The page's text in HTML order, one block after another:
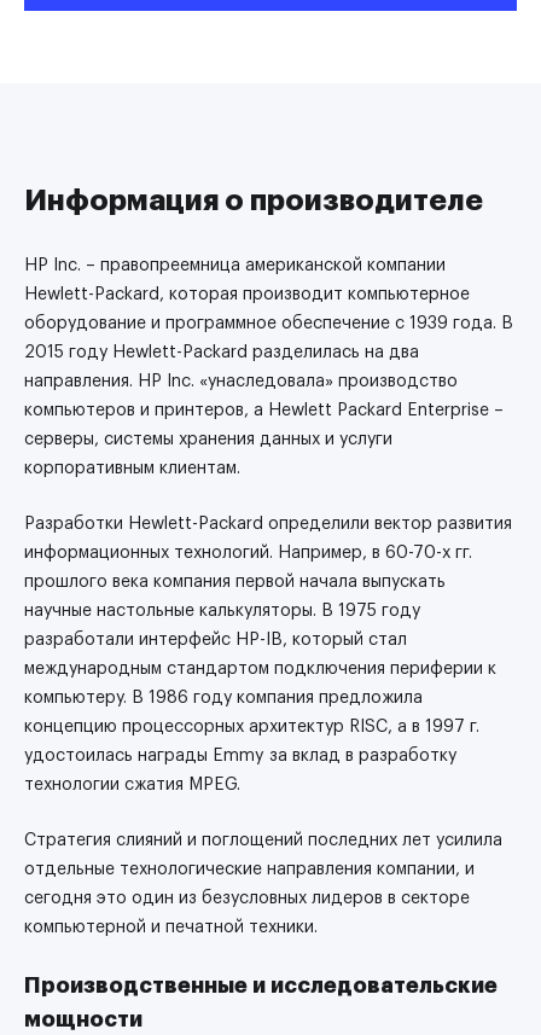
Информация о производителе
HP Inc. – правопреемница американской компании
Hewlett-Packard, которая производит компьютерное
оборудование и программное обеспечение с 1939 года. В
2015 году Hewlett-Packard разделилась на два
направления. HP Inc. «унаследовала» производство
компьютеров и принтеров, а Hewlett Packard Enterprise –
серверы, системы хранения данных и услуги
корпоративным клиентам.
Разработки Hewlett-Packard определили вектор развития
информационных технологий. Например, в 60-70-х гг.
прошлого века компания первой начала выпускать
научные настольные калькуляторы. В 1975 году
разработали интерфейс HP-IB, который стал
международным стандартом подключения периферии к
компьютеру. В 1986 году компания предложила
концепцию процессорных архитектур RISC, а в 1997 г.
удостоилась награды Emmy за вклад в разработку
технологии сжатия MPEG.
Стратегия слияний и поглощений последних лет усилила
отдельные технологические направления компании, и
сегодня это один из безусловных лидеров в секторе
компьютерной и печатной техники.
Производственные и исследовательские
мощности